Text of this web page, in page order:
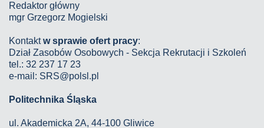
Redaktor główny
mgr Grzegorz Mogielski
Kontaktw sprawie ofert pracy:
Dział Zasobów Osobowych - Sekcja Rekrutacji i Szkoleń
tel.: 32 237 17 23
e-mail: SRS@polsl.pl
Politechnika Śląska
ul. Akademicka 2A, 44-100 Gliwice